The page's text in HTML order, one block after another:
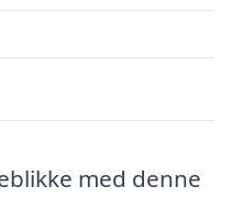
med denne